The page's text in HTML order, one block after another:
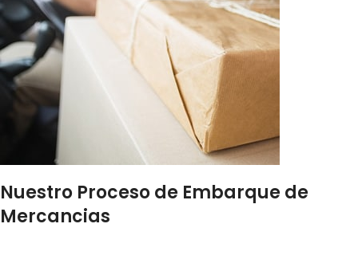
Nuestro Proceso de Embarque de
Mercancias